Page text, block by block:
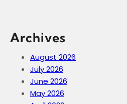
Archives
August 2026
July 2026
June 2026
May 2026